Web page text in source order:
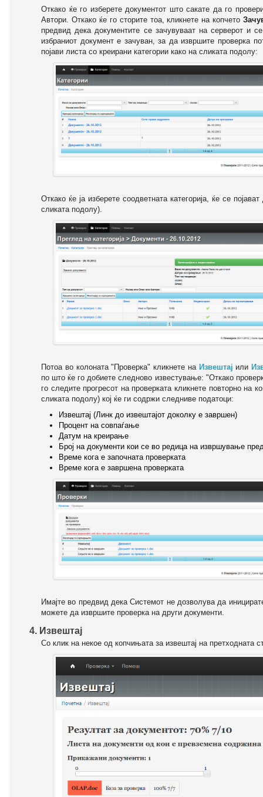
Откако ќе го изберете документот што сакате да го
Автори. Откако ќе го сторите тоа, кликнете на копчето
предвид дека документите се зачувуваат на серверот и
избраниот документ е зачуван, за да извршите проверка
појави листа со креирани категории како на сликата подолу:
Откако ќе ја изберете соодветната категорија, ќе се
сликата подолу).
Потоа во колоната "Проверка" кликнете на Извештај или
по што ќе го добиете следново известување: "Oткако
го следите прогресот на проверката кликнете повторно на
сликата подолу) кој ќе ги содржи следниве податоци:
Извештај (Линк до извештајот доколку е завршен)
Процент на совпаѓање
Датум на креирање
Број на документи кои се во редица на извршување
Време кога е започната проверката
Време кога е завршена проверката
Имајте во предвид дека Системот не дозволува да
можете да извршите проверка на други документи.
4. Извештај
Со клик на некое од копчињата за извештај на претходната